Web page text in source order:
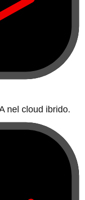
nel cloud ibrido.